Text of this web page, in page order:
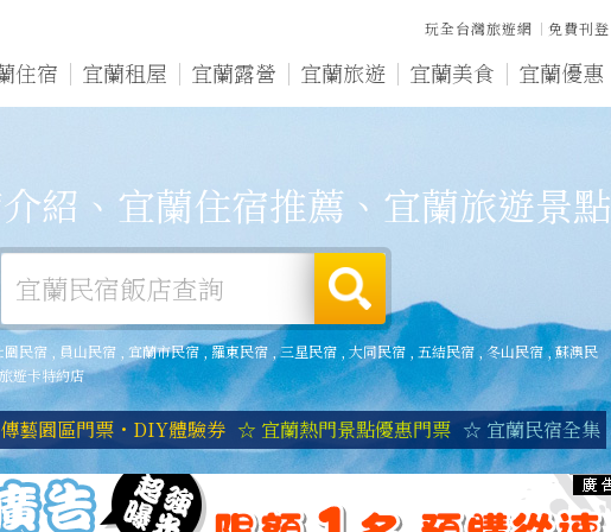
住宿 宜蘭租屋 宜蘭露營 宜蘭旅遊 宜蘭美食 宜蘭優惠
玩全台灣旅遊網 免費刊登
紹、宜蘭住宿推薦、宜蘭旅遊景點
圍民宿 員山民宿 宜蘭市民宿,羅東民宿 ,三星民宿 大同民宿 五結民宿 ,冬山民宿,蘇澳民
遊卡特約店
藝園區門票・DIY體驗券 ☆ 宜蘭熱門景點優惠門票 ☆ 宜蘭民宿全集